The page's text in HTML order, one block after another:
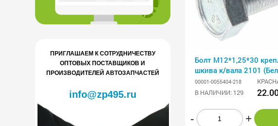
ПРИГЛАШАЕМ К СОТРУДНИЧЕСТВУ
ОПТОВЫХ ПОСТАВЩИКОВ И
ПРОИЗВОДИТЕЛЕЙ АВТОЗАПЧАСТЕЙ
info@zp495.ru
Болт М12*1,25*30
шкива к/вала 2101
20 шт)
00001-0055404-218
В НАЛИЧИИ: 129
- +